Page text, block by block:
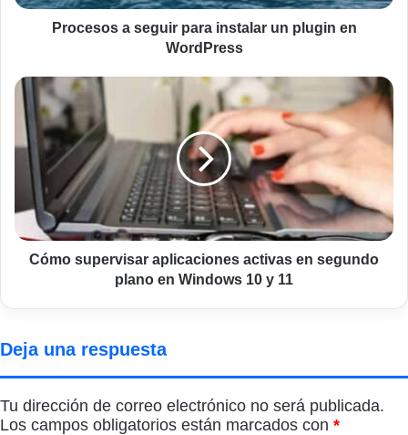
WordPress
Procesos a seguir para instalar un plugin en
WordPress
Cómo
supervisar
aplicaciones
activas
en
segundo
plano
en
Windows
10Cómo supervisar aplicaciones activas en segundo
plano en Windows 10 y 11
Deja una respuesta
Tu dirección de correo electrónico no será publicada.
Los campos obligatorios están marcados con *